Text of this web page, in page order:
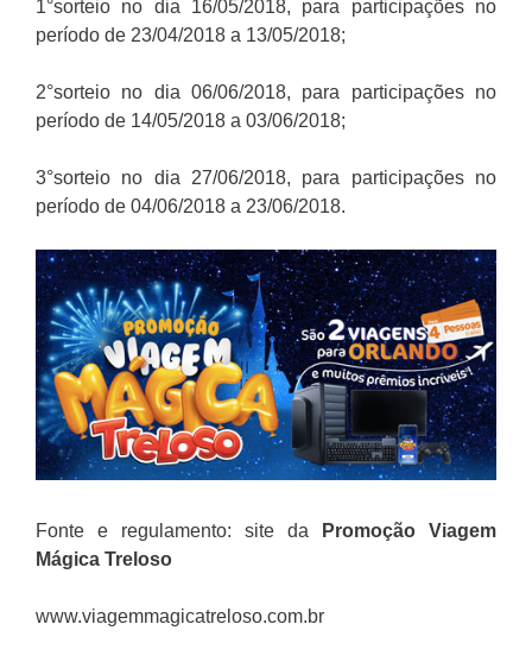
1°sorteio no dia 16/05/2018, para participações no
período de 23/04/2018 a 13/05/2018;
2°sorteio no dia 06/06/2018, para participações no
período de 14/05/2018 a 03/06/2018;
3°sorteio no dia 27/06/2018, para participações no
período de 04/06/2018 a 23/06/2018.
Fonte e regulamento: site da
Promoção Viagem
Mágica Treloso
www.viagemmagicatreloso.com.br